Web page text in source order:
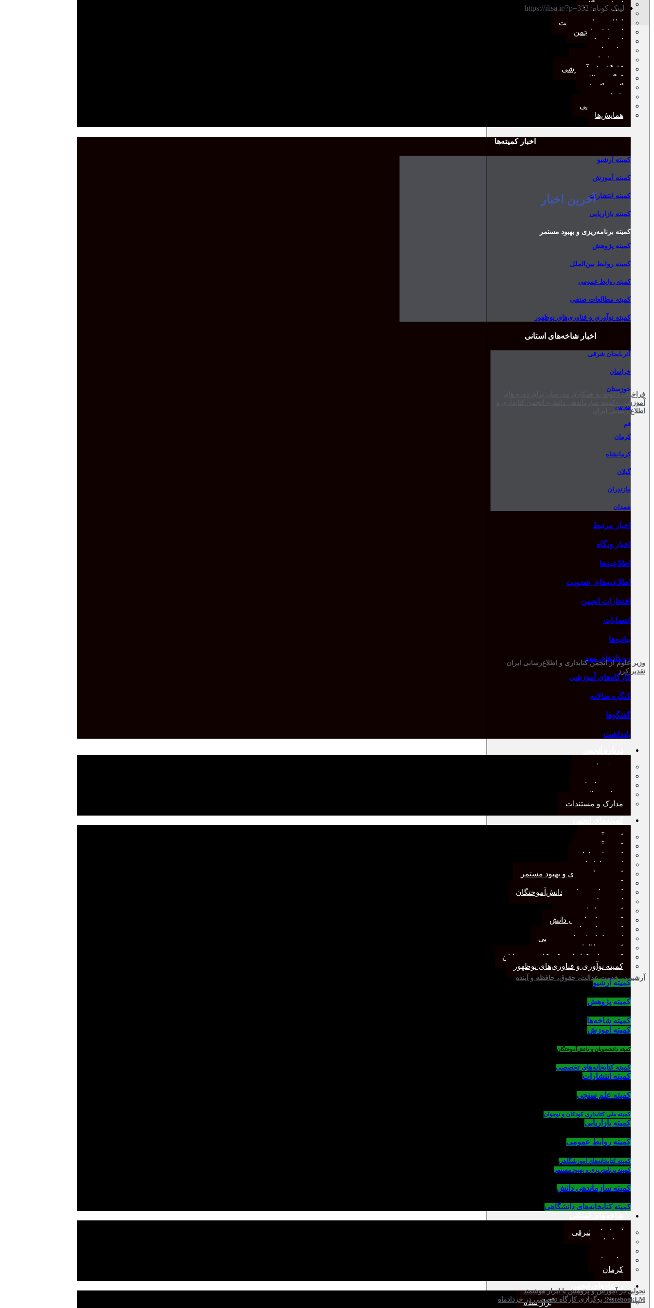
اخبار وب‌گاه
اطلاعیه‌ها
اطلاعیه‌های عضویت
افتخارات انجمن
انتصاب‌ها
بیانیه‌ها
رویدادهای مهم
کارگاه‌های آموزشی
کنگره سالانه
گفت‌وگوها
یادداشت
مجمع عمومی
همایش‌ها
اخبار کمیته‌ها
کمیته آرشیو
کمیته آموزش
کمیته انتشارات
کمیته بازاریابی
کمیته برنامه‌ریزی و بهبود مستمر
کمیته پژوهش
کمیته روابط بین‌الملل
کمیته روابط عمومی
کمیته مطالعات صنفی
کمیته نوآوری و فناوری‌های نوظهور
اخبار شاخه‌های استانی
آذربایجان شرقی
خراسان
خوزستان
فارس
قم
کرمان
کرمانشاه
گیلان
مازندران
همدان
اخبار مرتبط
اخبار وبگاه
اطلاعیه‌ها
اطلاعیه‌های عضویت
افتخارات انجمن
انتصابات
بیانیه‌ها
رویدادهای مهم
کارگاه‌های آموزشی
کنگره سالانه
گفتگوها
یادداشت
معرفی انجمن
صورت‌جلسات
همیاری مالی
مدارک و مستندات
کمیته آرشیو
کمیته آموزش
کمیته انتشارات
کمیته بازاریابی
کمیته برنامه‌ریزی و بهبود مستمر
کمیته پژوهش
کمیته دانشجویان و دانش‌آموختگان
کمیته علم سنجی
کمیته روابط عمومی
کمیته سازماندهی دانش
کمیته شاخه‌ها
کمیته کتابخانه‌های تخصصی
کمیته مطالعات صنفی
کمیته ملی کتابداری کودکان و نوجوانان
کمیته نوآوری و فناوری‌های نوظهور
کمیته آرشیو
کمیته پژوهش
کمیته شاخه‌ها
کمیته آموزش
کمیته دانشجویان و دانش‌آموختگان
کمیته کتابخانه‌های تخصصی
کمیته انتشارات
کمیته علم سنجی
کمیته ملی کتابداری کودکان و نوجوان
کمیته بازاریابی
کمیته روابط عمومی
كميته كتابخانه‌هاي آموزشگاهي
کمیته برنامه‌ریزی و بهبود مستمر
کمیته سازماندهی دانش
کمیته کتابخانه‌های دانشگاهی
آذربایجان شرقی
خراسان
مازندران
کرمان
رویدادهای انجمن
کارگاههای آموزشی برگزار شده
لینک کوتاه: https://ilisa.ir/?p=332
آخرین اخبار
فراخوان دعوت به همکاری مدرسان برای دوره های
آموزشی «کمیته سازماندهی دانش» انجمن کتابداری و
اطلاع رسانی ایران
وزیر علوم از انجمن کتابداری و اطلاع‌رسانی ایران
تقدیر کرد
آرشیو در خدمت عدالت، حقوق، حافظه و آینده‌
تحولی در آموزش و پژوهش با ابزار هوشمند
NotebookLM؛ برگزاری کارگاه تخصصی در خردادماه